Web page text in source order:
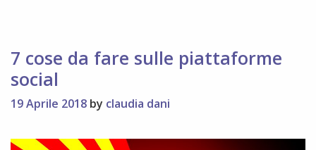
7 cose da fare sulle piattaforme
social
19 Aprile 2018 by claudia dani